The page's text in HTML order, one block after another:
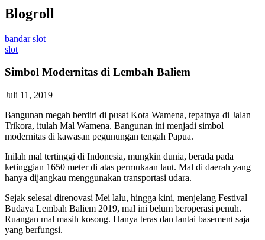
Blogroll
bandar slot
slot
Simbol Modernitas di Lembah Baliem
Juli 11, 2019
Bangunan megah berdiri di pusat Kota Wamena, tepatnya di Jalan
Trikora, itulah Mal Wamena. Bangunan ini menjadi simbol
modernitas di kawasan pegunungan tengah Papua.
Inilah mal tertinggi di Indonesia, mungkin dunia, berada pada
ketinggian 1650 meter di atas permukaan laut. Mal di daerah yang
hanya dijangkau menggunakan transportasi udara.
Sejak selesai direnovasi Mei lalu, hingga kini, menjelang Festival
Budaya Lembah Baliem 2019, mal ini belum beroperasi penuh.
Ruangan mal masih kosong. Hanya teras dan lantai basement saja
yang berfungsi.